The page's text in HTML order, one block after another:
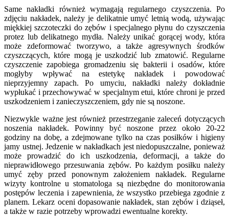
Same nakładki również wymagają regularnego czyszczenia. Po
zdjęciu nakładek, należy je delikatnie umyć letnią wodą, używając
miękkiej szczoteczki do zębów i specjalnego płynu do czyszczenia
protez lub delikatnego mydła. Należy unikać gorącej wody, która
może zdeformować tworzywo, a także agresywnych środków
czyszczących, które mogą je uszkodzić lub zmatowić. Regularne
czyszczenie zapobiega gromadzeniu się bakterii i osadów, które
mogłyby wpływać na estetykę nakładek i powodować
nieprzyjemny zapach. Po umyciu, nakładki należy dokładnie
wypłukać i przechowywać w specjalnym etui, które chroni je przed
uszkodzeniem i zanieczyszczeniem, gdy nie są noszone.
Niezwykle ważne jest również przestrzeganie zaleceń dotyczących
noszenia nakładek. Powinny być noszone przez około 20-22
godziny na dobę, a zdejmowane tylko na czas posiłków i higieny
jamy ustnej. Jedzenie w nakładkach jest niedopuszczalne, ponieważ
może prowadzić do ich uszkodzenia, deformacji, a także do
nieprawidłowego przesuwania zębów. Po każdym posiłku należy
umyć zęby przed ponownym założeniem nakładek. Regularne
wizyty kontrolne u stomatologa są niezbędne do monitorowania
postępów leczenia i zapewnienia, że wszystko przebiega zgodnie z
planem. Lekarz oceni dopasowanie nakładek, stan zębów i dziąseł,
a także w razie potrzeby wprowadzi ewentualne korekty.